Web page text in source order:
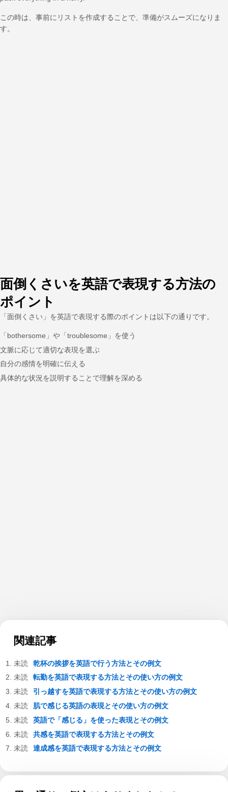
この時は、事前にリストを作成することで、準備がスムーズになりま
す。
面倒くさいを英語で表現する方法の
ポイント
「面倒くさい」を英語で表現する際のポイントは以下の通りです。
「bothersome」や「troublesome」を使う
文脈に応じて適切な表現を選ぶ
自分の感情を明確に伝える
具体的な状況を説明することで理解を深める
関連記事
乾杯の挨拶を英語で行う方法とその例文
転勤を英語で表現する方法とその使い方の例文
引っ越すを英語で表現する方法とその使い方の例文
肌で感じる英語の表現とその使い方の例文
英語で「感じる」を使った表現とその例文
共感を英語で表現する方法とその例文
達成感を英語で表現する方法とその例文